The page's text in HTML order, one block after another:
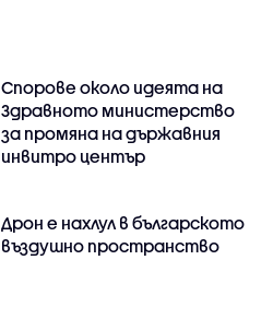
Спорове около идеята на
Здравното министерство
за промяна на държавния
инвитро център
Дрон е нахлул в българското
въздушно пространство